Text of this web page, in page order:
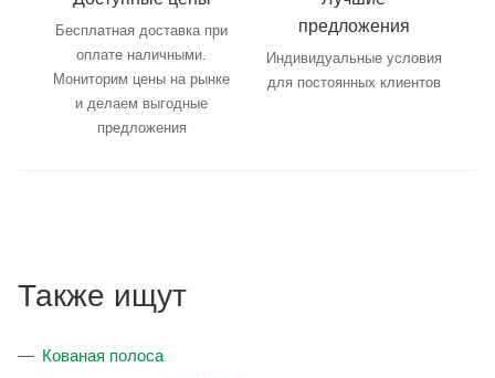
Бесплатная доставка при
оплате наличными.
Мониторим цены на рынке
и делаем выгодные
предложения
предложения
Индивидуальные условия
для постоянных клиентов
Также ищут
Кованая полоса